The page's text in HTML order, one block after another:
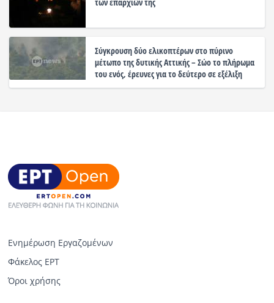
των επαρχιών της
Σύγκρουση δύο ελικοπτέρων στο πύρινο
μέτωπο της δυτικής Αττικής – Σώο το πλήρωμα
του ενός, έρευνες για το δεύτερο σε εξέλιξη
Ενημέρωση Εργαζομένων
Φάκελος ΕΡΤ
Όροι χρήσης